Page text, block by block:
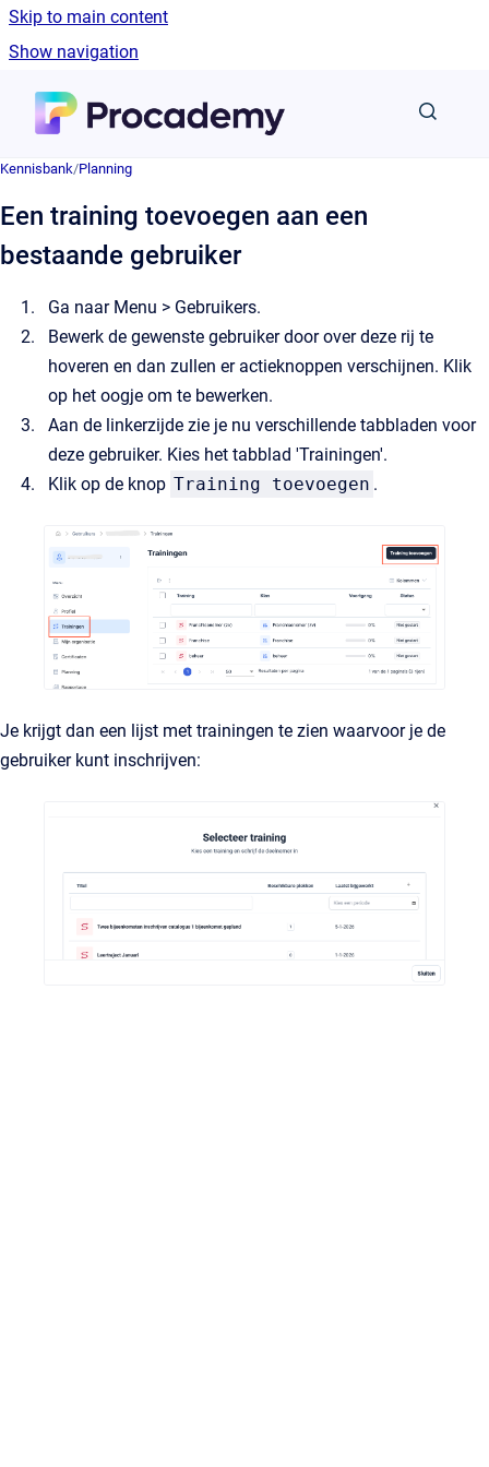
Skip to main content
Show navigation
Kennisbank/Planning
Een training toevoegen aan een
bestaande gebruiker
Ga naar Menu > Gebruikers.
Bewerk de gewenste gebruiker door over deze rij te
hoveren en dan zullen er actieknoppen verschijnen. Klik
op het oogje om te bewerken.
Aan de linkerzijde zie je nu verschillende tabbladen voor
deze gebruiker. Kies het tabblad 'Trainingen'.
Klik op de knop Training toevoegen .
Je krijgt dan een lijst met trainingen te zien waarvoor je de
gebruiker kunt inschrijven: